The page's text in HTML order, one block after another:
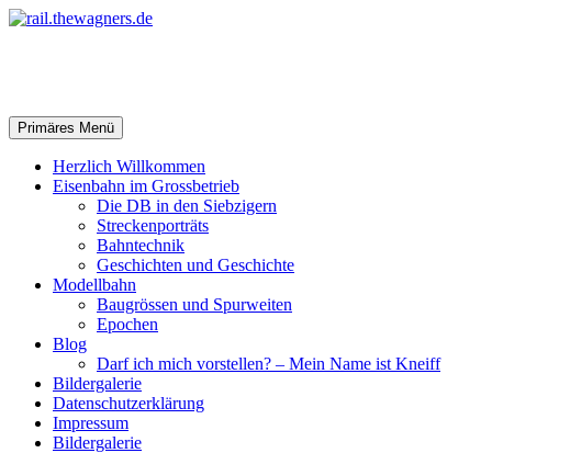
Zum
Suchen
Primäres Menü
Herzlich Willkommen
Eisenbahn im Grossbetrieb
Die DB in den Siebzigern
Streckenporträts
Bahntechnik
Geschichten und Geschichte
Modellbahn
Baugrössen und Spurweiten
Epochen
Blog
Darf ich mich vorstellen? – Mein Name ist Kneiff
Bildergalerie
Datenschutzerklärung
Impressum
Bildergalerie